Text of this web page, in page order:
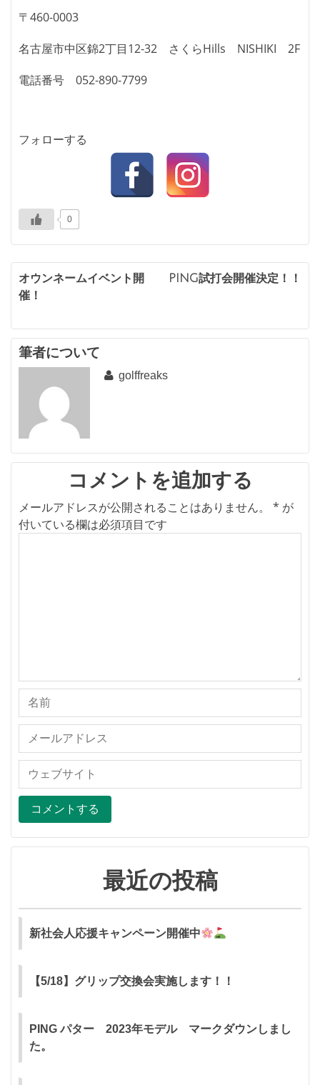
〒460-0003
名古屋市中区錦2丁目12-32 さくらHills NISHIKI 2F
電話番号 052-890-7799
フォローする
0
投
稿
ナ
ビ
ー
シ
ョ
オウンネームイベント開
催！
PING試打会開催決定！！
筆者について
golffreaks
コメントを追加する
メールアドレスが公開されることはありません。 * が
付いている欄は必須項目です
最近の投稿
新社会人応援キャンペーン開催中
【5/18】グリップ交換会実施します！！
PING パター 2023年モデル マークダウンしまし
た。